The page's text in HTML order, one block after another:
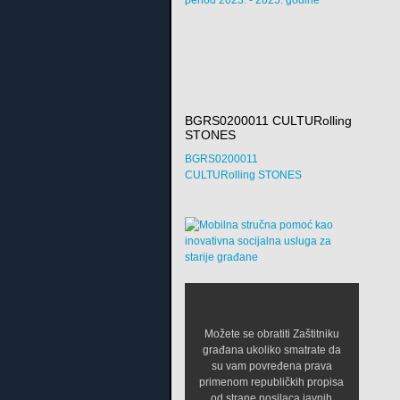
BGRS0200011 CULTURolling
STONES
BGRS0200011
CULTURolling STONES
Možete se obratiti Zaštitniku
građana ukoliko smatrate da
su vam povređena prava
primenom republičkih propisa